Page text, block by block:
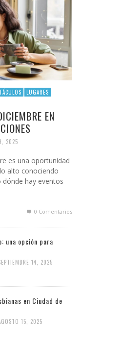
LUGARES
EN
2025
es una oportunidad
alto conociendo
dónde hay eventos
0 Comentarios
una opción para
14, 2025
en Ciudad de
15, 2025